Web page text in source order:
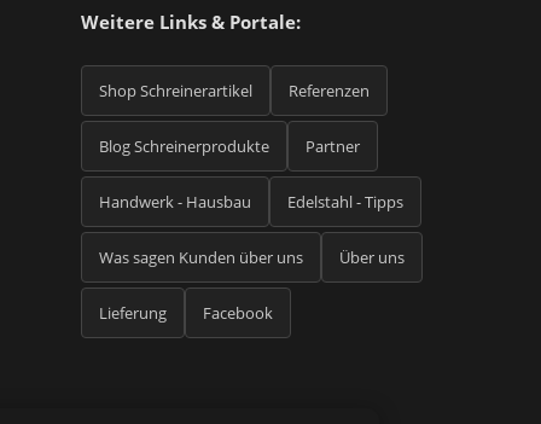
Weitere Links & Portale:
Shop Schreinerartikel Referenzen
Blog Schreinerprodukte Partner
Handwerk - Hausbau Edelstahl - Tipps
Was sagen Kunden über uns Über uns
Lieferung Facebook